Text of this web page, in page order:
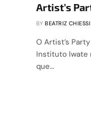
Artist’s
BY BEATRIZ CHIESSI
O Artist’s
Instituto Iwate
que…